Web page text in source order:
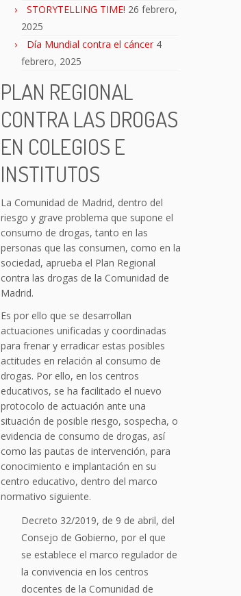
STORYTELLING TIME! 26 febrero,
2025
Día Mundial contra el cáncer 4
febrero, 2025
PLAN REGIONAL
CONTRA LAS DROGAS
EN COLEGIOS E
INSTITUTOS
La Comunidad de Madrid, dentro del
riesgo y grave problema que supone el
consumo de drogas, tanto en las
personas que las consumen, como en la
sociedad, aprueba el Plan Regional
contra las drogas de la Comunidad de
Madrid.
Es por ello que se desarrollan
actuaciones unificadas y coordinadas
para frenar y erradicar estas posibles
actitudes en relación al consumo de
drogas. Por ello, en los centros
educativos, se ha facilitado el nuevo
protocolo de actuación ante una
situación de posible riesgo, sospecha, o
evidencia de consumo de drogas, así
como las pautas de intervención, para
conocimiento e implantación en su
centro educativo, dentro del marco
normativo siguiente.
Decreto 32/2019, de 9 de abril, del
Consejo de Gobierno, por el que
se establece el marco regulador de
la convivencia en los centros
docentes de la Comunidad de